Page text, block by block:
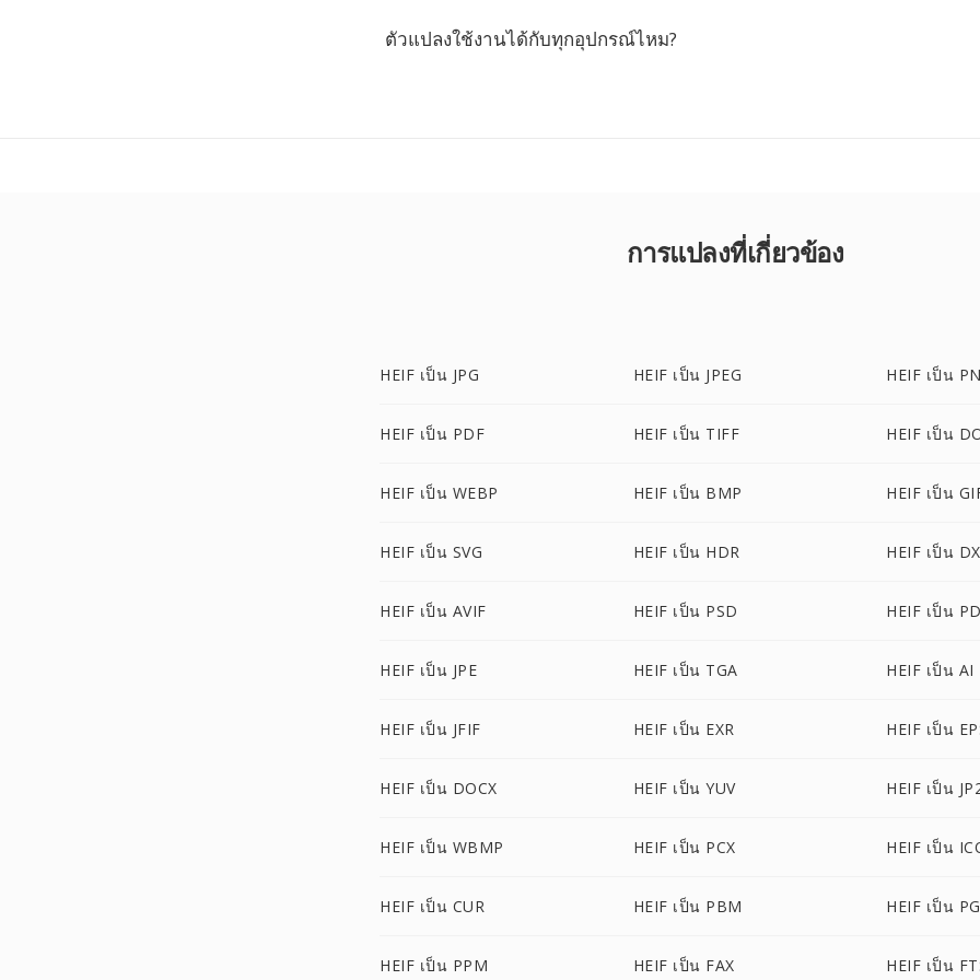
ตัวแปลงใช้งานได้กับทุกอุปกรณ์ไหม?
การแปลงที่เกี่ยวข้อง
HEIF เป็น JPG HEIF เป็น JPEG HEIF เป็น
HEIF เป็น PDF HEIF เป็น TIFF HEIF เป็น
HEIF เป็น WEBP HEIF เป็น BMP HEIF เป็น
HEIF เป็น SVG HEIF เป็น HDR HEIF เป็น
HEIF เป็น AVIF HEIF เป็น PSD HEIF เป็น
HEIF เป็น JPE HEIF เป็น TGA HEIF เป็น AI
HEIF เป็น JFIF HEIF เป็น EXR HEIF เป็น
HEIF เป็น DOCX HEIF เป็น YUV HEIF เป็น
HEIF เป็น WBMP HEIF เป็น PCX HEIF เป็น
HEIF เป็น CUR HEIF เป็น PBM HEIF เป็น
HEIF เป็น PPM HEIF เป็น FAX HEIF เป็น